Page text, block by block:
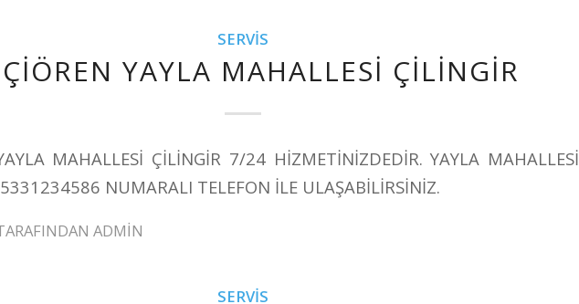
SERVIS
YAYLA MAHALLESİ ÇİLİNGİR
MAHALLESİ ÇİLİNGİR 7/24 HİZMETİNİZDEDİR. YAYLA MAHALLESİ
NUMARALI TELEFON İLE ULAŞABİLİRSİNİZ.
ADMIN
SERVIS